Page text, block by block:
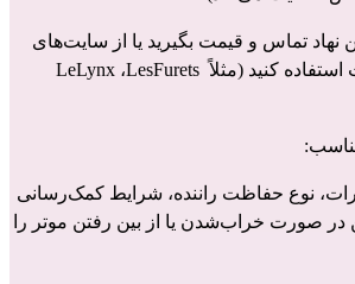
مقایسه بیمه از اینترنت استفاده کنید (مثلاً LeLynx ،LesFurets